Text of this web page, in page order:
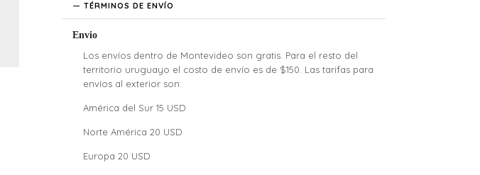
TÉRMINOS DE ENVÍO
Envio
Los envíos dentro de Montevideo son gratis. Para el resto del
territorio uruguayo el costo de envío es de $150. Las tarifas para
envíos al exterior son:
América del Sur 15 USD
Norte América 20 USD
Europa 20 USD